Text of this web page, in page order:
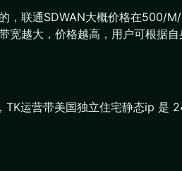
，联通SDWAN大概价格在500/
越大，价格越高，用户可根据
运营带美国独立住宅静态ip 是